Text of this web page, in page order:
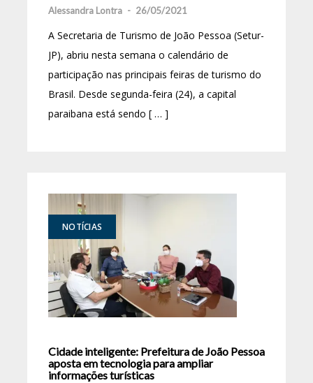
Alessandra Lontra - 26/05/2021
A Secretaria de Turismo de João Pessoa (Setur-
JP), abriu nesta semana o calendário de
participação nas principais feiras de turismo do
Brasil. Desde segunda-feira (24), a capital
paraibana está sendo [ … ]
NOTÍCIAS
Cidade inteligente: Prefeitura de João Pessoa
aposta em tecnologia para ampliar
informações turísticas